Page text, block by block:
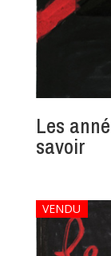
Les
savoir
VENDU